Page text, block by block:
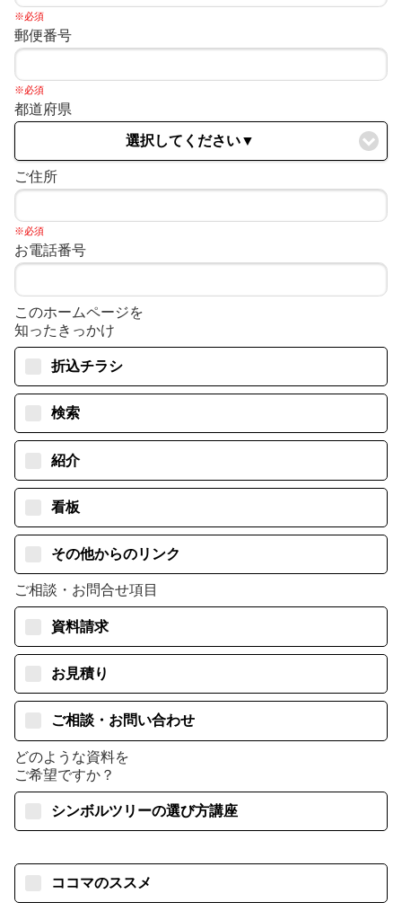
※必須
郵便番号
※必須
都道府県
選択してください▼
ご住所
※必須
お電話番号
このホームページを
知ったきっかけ
折込チラシ
検索
紹介
看板
その他からのリンク
ご相談・お問合せ項目
資料請求
お見積り
ご相談・お問い合わせ
どのような資料を
ご希望ですか？
シンボルツリーの選び方講座
ココマのススメ